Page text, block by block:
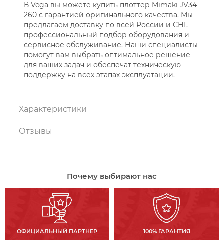
В Vega вы можете купить плоттер Mimaki JV34-
260 с гарантией оригинального качества. Мы
предлагаем доставку по всей России и СНГ,
профессиональный подбор оборудования и
сервисное обслуживание. Наши специалисты
помогут вам выбрать оптимальное решение
для ваших задач и обеспечат техническую
поддержку на всех этапах эксплуатации.
Характеристики
Отзывы
Почему выбирают нас
ОФИЦИАЛЬНЫЙ ПАРТНЕР 100% ГАРАНТИЯ